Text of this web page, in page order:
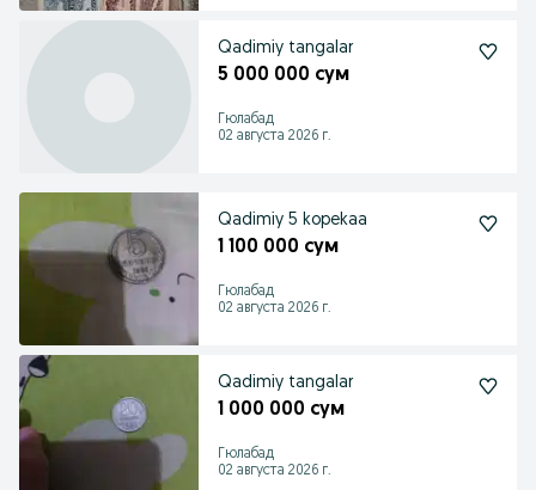
Qadimiy tangalar
5 000 000 сум
Гюлабад
02 августа 2026 г.
Qadimiy 5 kopekaa
1 100 000 сум
Гюлабад
02 августа 2026 г.
Qadimiy tangalar
1 000 000 сум
Гюлабад
02 августа 2026 г.